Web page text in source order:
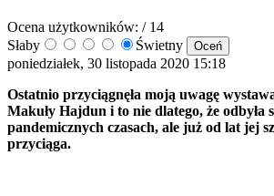
Ocena użytkowników: / 14
Słaby
Świetny
poniedziałek, 30 listopada 2020 15:18
Ostatnio przyciągnęła moją uwagę
Makuły Hajdun i to nie dlatego, że odbyła
pandemicznych czasach, ale już od lat jej
przyciąga.